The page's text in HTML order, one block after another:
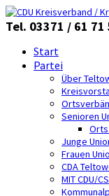
Tel. 03371 / 61 71
Start
Partei
Über
Senioren
Orts
Junge
Frauen
CDA
MIT CDU/